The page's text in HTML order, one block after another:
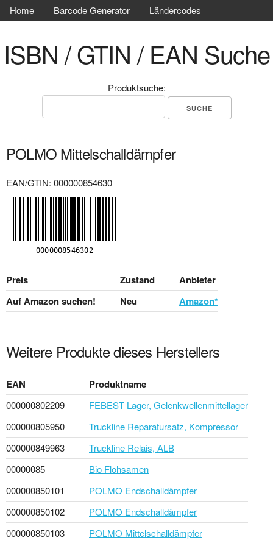
Home Barcode Generator Ländercodes
ISBN / GTIN / EAN Suche
Produktsuche:
POLMO Mittelschalldämpfer
EAN/GTIN: 000000854630
Preis Zustand
Anbieter
Auf Amazon suchen!
Neu Amazon*
Weitere Produkte dieses Herstellers
EAN Produktname
000000802209
FEBEST Lager, Gelenkwellenmittellager
000000805950
Truckline Reparatursatz, Kompressor
000000849963
Truckline Relais, ALB
00000085
Bio Flohsamen
000000850101
POLMO Endschalldämpfer
000000850102
POLMO Endschalldämpfer
000000850103
POLMO Mittelschalldämpfer